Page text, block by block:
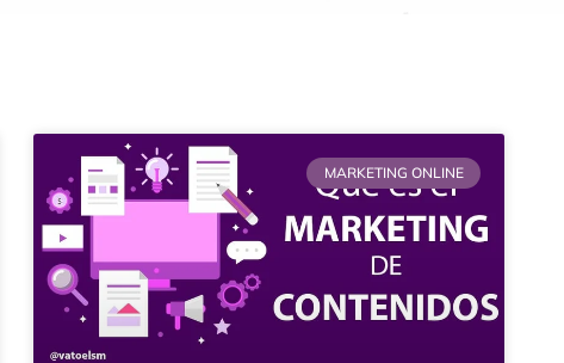
MARKETING ONLINE